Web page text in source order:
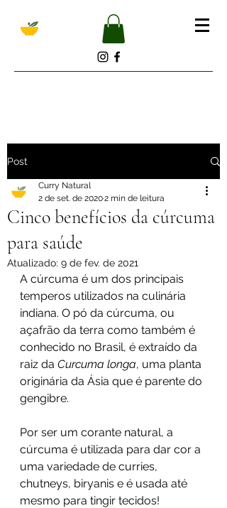
Post
Cinco benefícios da cúrcuma
para saúde
Curry Natural
2 de set. de 20202 min de leitura
Atualizado: 9 de fev. de 2021
A cúrcuma é um dos principais
temperos utilizados na culinária
indiana. O pó da cúrcuma, ou
açafrão da terra como também é
conhecido no Brasil, é extraído da
raiz da Curcuma longa, uma planta
originária da Ásia que é parente do
gengibre.
Por ser um corante natural, a
cúrcuma é utilizada para dar cor a
uma variedade de curries,
chutneys, biryanis e é usada até
mesmo para tingir tecidos!